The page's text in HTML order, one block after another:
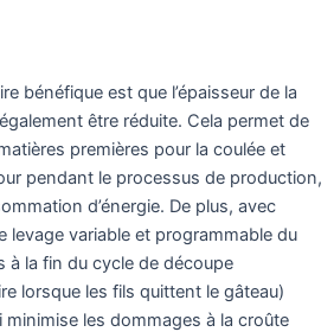
bénéfique est que l’épaisseur de la
être réduite. Cela permet de
premières pour la coulée et
pendant le processus de production,
d’énergie. De plus, avec
levage variable et programmable du
à la fin du cycle de découpe
lorsque les fils quittent le gâteau)
minimise les dommages à la croûte